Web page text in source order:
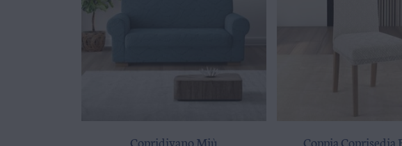
Copridivano Miù Coppia Coprisedia